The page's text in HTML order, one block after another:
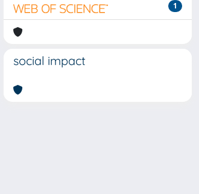
1
social impact